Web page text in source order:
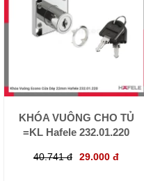
KHÓA VUÔNG CHO TỦ
=KL Hafele 232.01.220
40.741 đ 29.000 đ